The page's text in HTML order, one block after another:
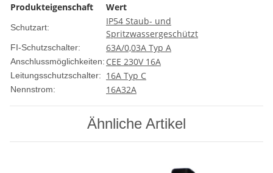
Produkteigenschaft
Wert
Schutzart:
IP54 Staub- und
Spritzwassergeschützt
FI-Schutzschalter: 63A/0,03A Typ A
Anschlussmöglichkeiten: CEE 230V 16A
Leitungsschutzschalter: 16A Typ C
Nennstrom: 16A32A
Ähnliche Artikel